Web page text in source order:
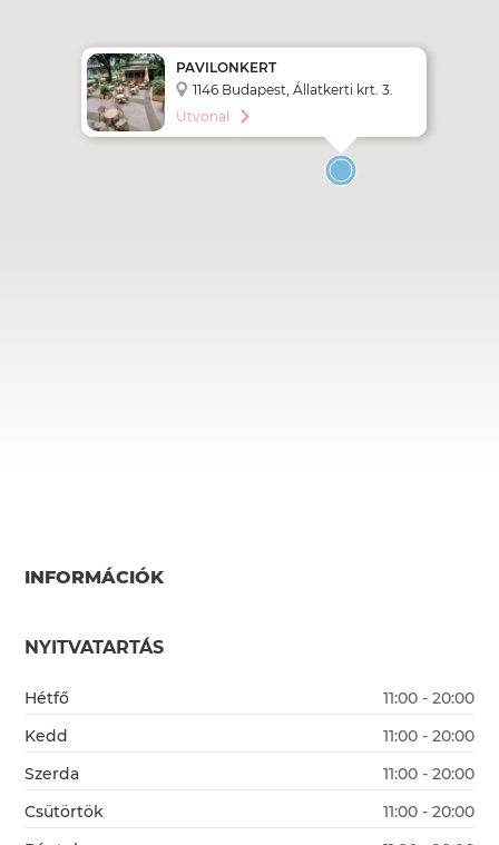
PAVILONKERT
1146 Budapest, Állatkerti krt. 3.
Útvonal
INFORMÁCIÓK
NYITVATARTÁS
Hétfő
11:00 - 20:00
Kedd
11:00 - 20:00
Szerda
11:00 - 20:00
Csütörtök
11:00 - 20:00